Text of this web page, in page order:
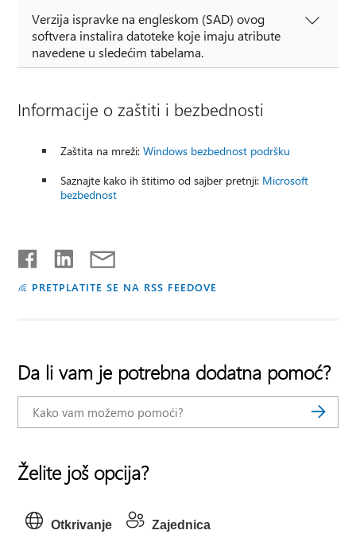
Verzija ispravke na engleskom (SAD) ovog
softvera instalira datoteke koje imaju atribute
navedene u sledećim tabelama.
Informacije o zaštiti i bezbednosti
Zaštita na mreži:Windows bezbednost podršku
Saznajte kako ih štitimo od sajber pretnji: Microsoft
bezbednost
PRETPLATITE SE NA RSS FEEDOVE
Da li vam je potrebna dodatna pomoć?
Želite još opcija?
Otkrivanje Zajednica